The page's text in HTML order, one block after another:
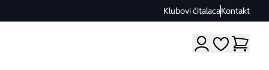
Klubovi čitalacaKontakt
Moji omiljeni